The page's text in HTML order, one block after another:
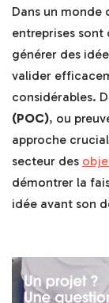
Dans un
entreprises
générer des
valider
considérables.
(POC), ou
approche
secteur des
démontrer la
idée avant son